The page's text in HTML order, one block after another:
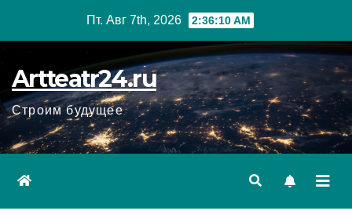
Пт. Авг 7th, 2026 2:36:11 AM
Artteatr24.ru
Строим будущее